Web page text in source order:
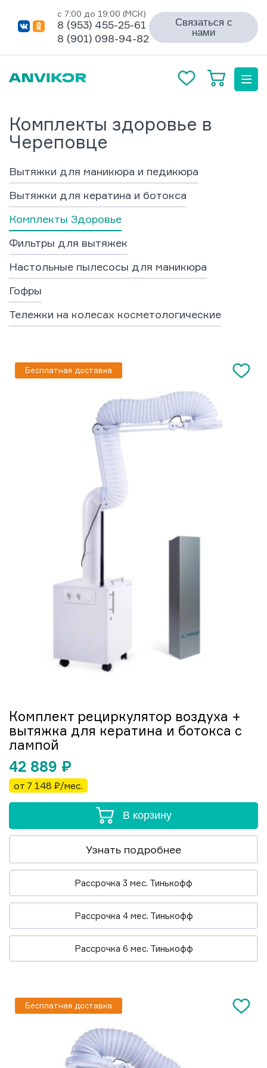
с 7:00 до 19:00 (МСК)
8 (953) 455-25-61
8 (901) 098-94-82
Связаться с
нами
Комплекты здоровье в
Череповце
Вытяжки для маникюра и педикюра
Вытяжки для кератина и ботокса
Комплекты Здоровье
Фильтры для вытяжек
Настольные пылесосы для маникюра
Гофры
Тележки на колесах косметологические
Бесплатная доставка
Комплект рециркулятор воздуха +
вытяжка для кератина и ботокса с
лампой
42 889 ₽
от 7 148 ₽/мес.
В корзину
Узнать подробнее
Рассрочка 3 мес. Тинькофф
Рассрочка 4 мес. Тинькофф
Рассрочка 6 мес. Тинькофф
Бесплатная доставка